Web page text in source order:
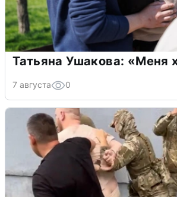
Татьяна Ушакова: «Меня
7 августа 0